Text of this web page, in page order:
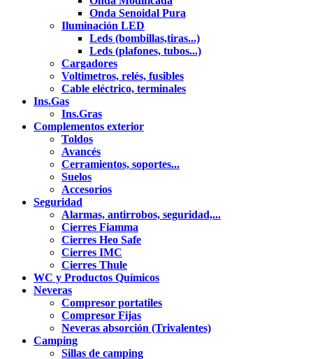
Onda Senoidal Pura
Iluminación LED
Leds (bombillas,tiras...)
Leds (plafones, tubos...)
Cargadores
Voltimetros, relés, fusibles
Cable eléctrico, terminales
Ins.Gas
Ins.Gras
Complementos exterior
Toldos
Avancés
Cerramientos, soportes...
Suelos
Accesorios
Seguridad
Alarmas, antirrobos, seguridad,...
Cierres Fiamma
Cierres Heo Safe
Cierres IMC
Cierres Thule
WC y Productos Químicos
Neveras
Compresor portatiles
Compresor Fijas
Neveras absorción (Trivalentes)
Camping
Sillas de camping